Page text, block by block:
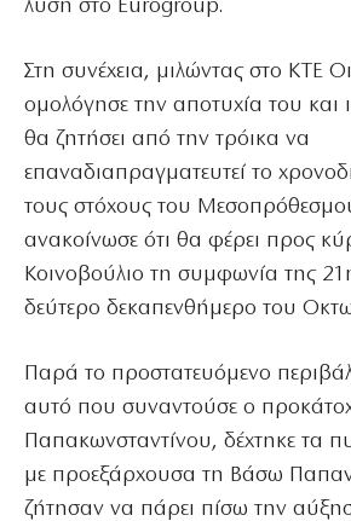
λύση στο Eurogroup.
Στη συνέχεια, μιλώντας στο ΚΤΕ
ομολόγησε την αποτυχία του και
θα ζητήσει από την τρόικα να
επαναδιαπραγματευτεί το
τους στόχους του
ανακοίνωσε ότι θα φέρει προς
Κοινοβούλιο τη συμφωνία της
δεύτερο δεκαπενθήμερο του
Παρά το προστατευόμενο
αυτό που συναντούσε ο
Παπακωνσταντίνου, δέχτηκε τα
με προεξάρχουσα τη Βάσω
ζήτησαν να πάρει πίσω την